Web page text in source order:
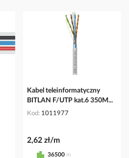
Kabel teleinformatyczny
BITLAN F/UTP kat.6 350M...
Kod 1011977
2,62 zł/m
36500 m